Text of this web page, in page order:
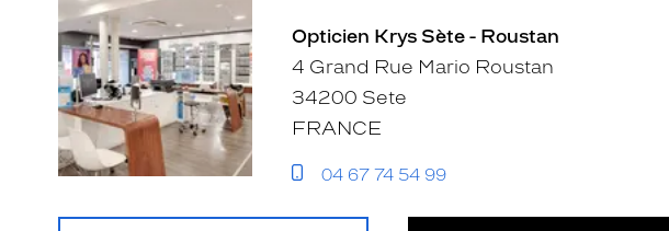
Opticien Krys Sète - Roustan
4 Grand Rue Mario Roustan
34200 Sete
FRANCE
04 67 74 54 99